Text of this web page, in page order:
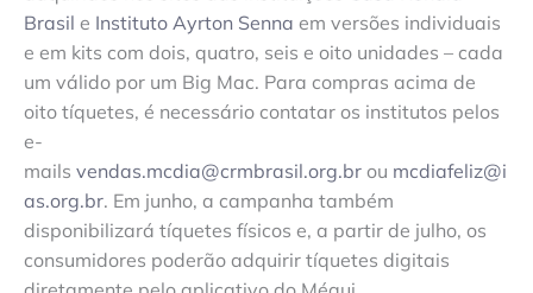
Brasil e Instituto Ayrton Senna em versões individuais
e em kits com dois, quatro, seis e oito unidades – cada
um válido por um Big Mac. Para compras acima de
oito tíquetes, é necessário contatar os institutos pelos
e-
mails vendas.mcdia@crmbrasil.org.br ou mcdiafeliz@i
as.org.br. Em junho, a campanha também
disponibilizará tíquetes físicos e, a partir de julho, os
consumidores poderão adquirir tíquetes digitais